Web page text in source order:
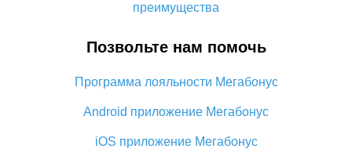
преимущества
преимущества плагина
мануал
Все о том, как работает кэшбэк на Алиэкспресс
дает
Позвольте нам помочь
Программа лояльности Мегабонус
Android приложение Мегабонус
iOS приложение Мегабонус